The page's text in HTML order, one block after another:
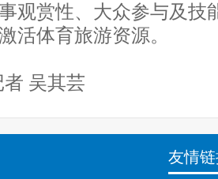
观赏性、大众参与及技
活体育旅游资源。
吴其芸
友情